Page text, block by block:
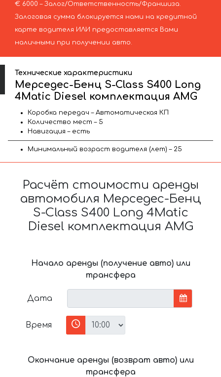
€ 6000 – Залог/Ответственность/Франшиза.
Залоговая сумма блокируется нами на кредитной
карте водителя ИЛИ предоставляется Вами
наличными при получении авто.
Технические характеристики
Мерседес-Бенц S-Class S400 Long
4Matic Diesel комплектация AMG
Коробка передач – Автоматическая КП
Количество мест – 5
Навигация – есть
Минимальный возраст водителя (лет) – 25
Расчёт стоимости аренды
автомобиля Мерседес-Бенц
S-Class S400 Long 4Matic
Diesel комплектация AMG
Начало аренды (получение авто) или
трансфера
Дата
Время
Окончание аренды (возврат авто) или
трансфера